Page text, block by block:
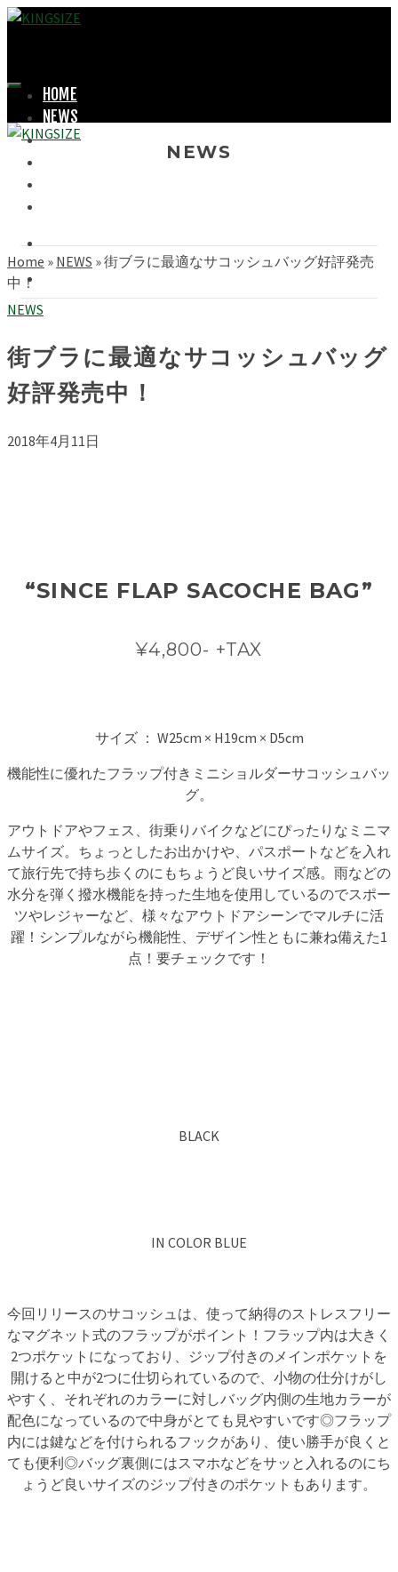
HOME
NEWS
LOOKBOOK
NEWS
Home » NEWS »街ブラに最適なサコッシュバッグ好評発売
中！
NEWS
街ブラに最適なサコッシュバッグ
好評発売中！
2018年4月11日
“SINCE FLAP SACOCHE BAG”
¥4,800- +TAX
サイズ ： W25cm × H19cm × D5cm
機能性に優れたフラップ付きミニショルダーサコッシュバッ
グ。
アウトドアやフェス、街乗りバイクなどにぴったりなミニマ
ムサイズ。ちょっとしたお出かけや、パスポートなどを入れ
て旅行先で持ち歩くのにもちょうど良いサイズ感。雨などの
水分を弾く撥水機能を持った生地を使用しているのでスポー
ツやレジャーなど、様々なアウトドアシーンでマルチに活
躍！シンプルながら機能性、デザイン性ともに兼ね備えた1
点！要チェックです！
BLACK
IN COLOR BLUE
今回リリースのサコッシュは、使って納得のストレスフリー
なマグネット式のフラップがポイント！フラップ内は大きく
2つポケットになっており、ジップ付きのメインポケットを
開けると中が2つに仕切られているので、小物の仕分けがし
やすく、それぞれのカラーに対しバッグ内側の生地カラーが
配色になっているので中身がとても見やすいです◎フラップ
内には鍵などを付けられるフックがあり、使い勝手が良くと
ても便利◎バッグ裏側にはスマホなどをサッと入れるのにち
ょうど良いサイズのジップ付きのポケットもあります。